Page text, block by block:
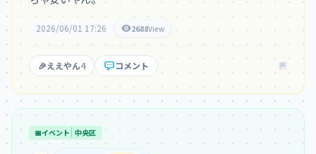
2026/06/01 17:26 2688View
🎉ええやん4 コメント
📅イベント 中央区